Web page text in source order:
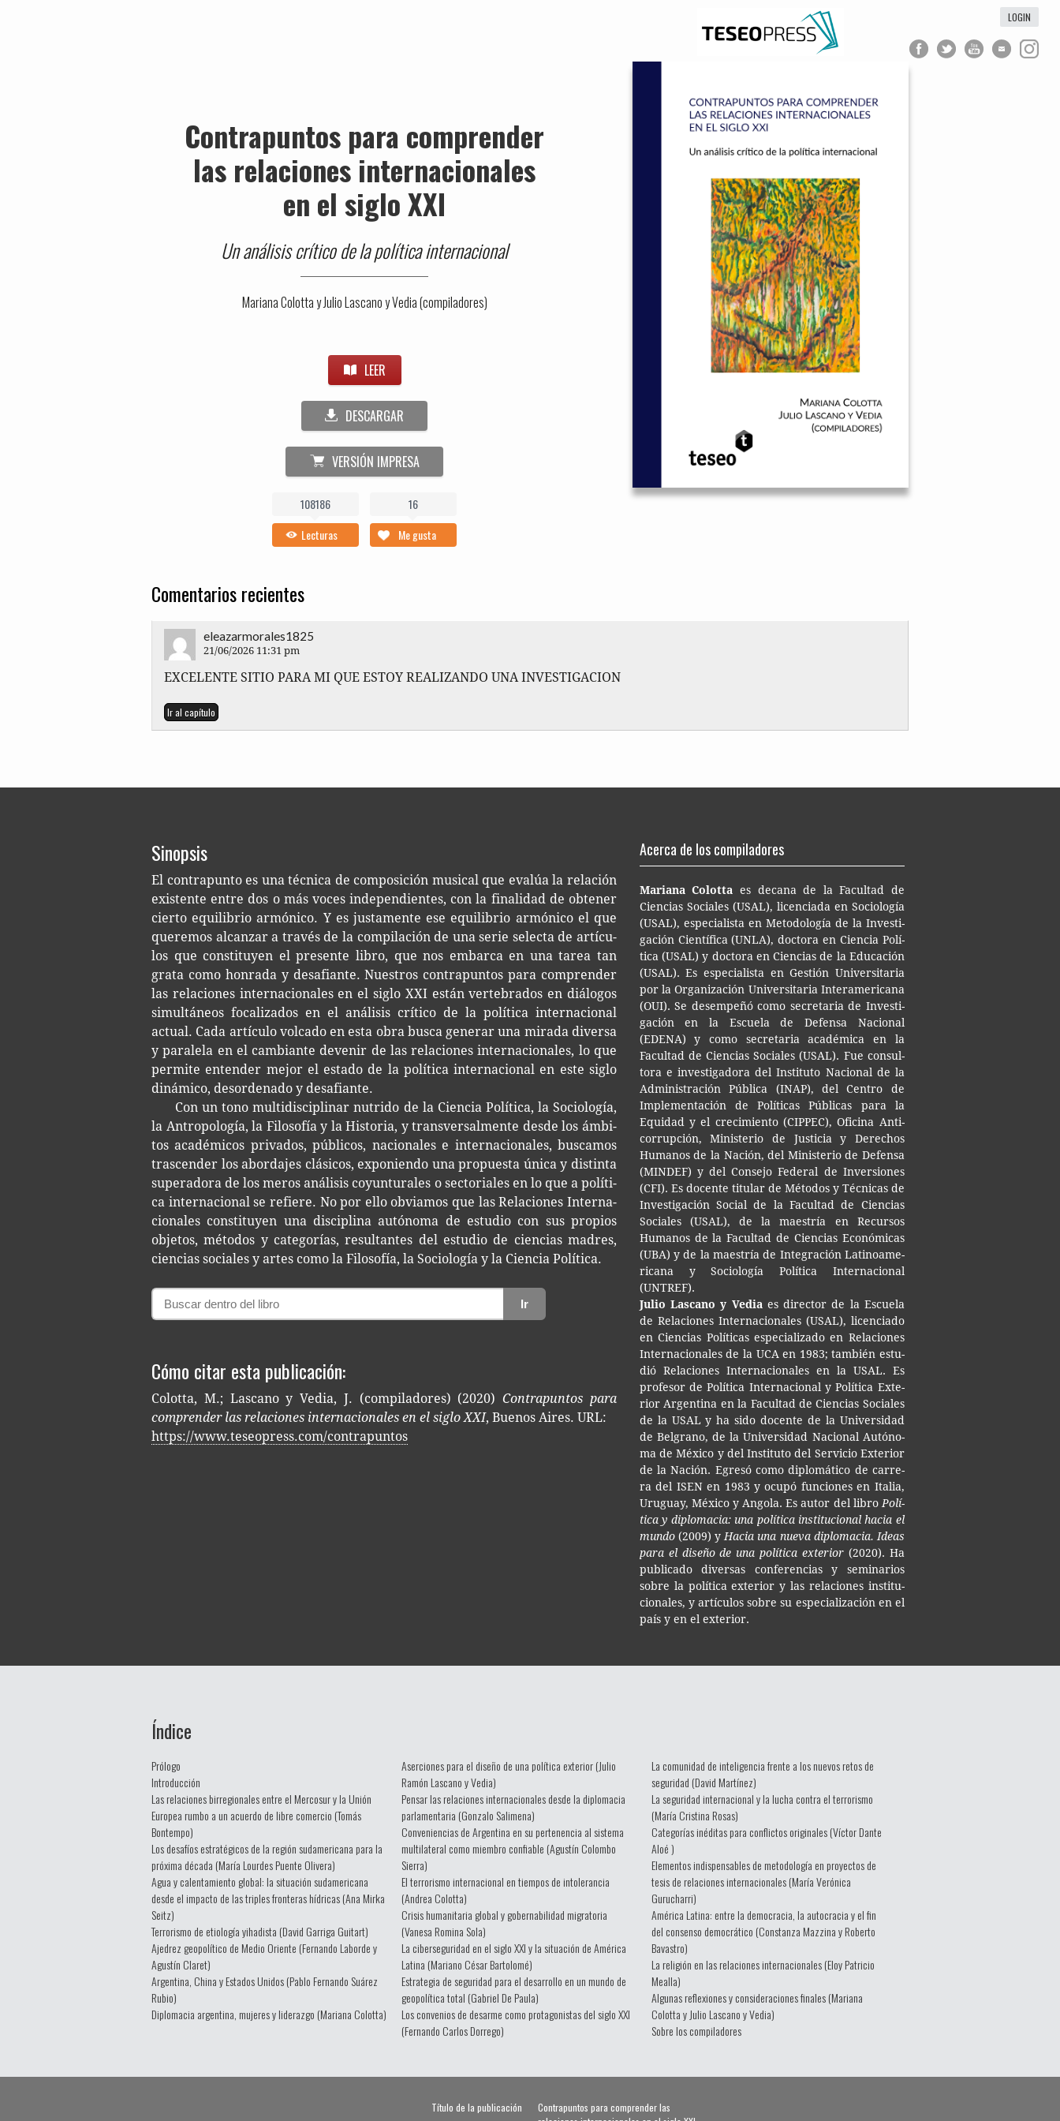
LOGIN
Contrapuntos para comprender
las relaciones internacionales
en el siglo XXI
Un análisis crítico de la política internacional
Mariana Colotta y Julio Lascano y Vedia (compiladores)
LEER
DESCARGAR
VERSIÓN IMPRESA
108186
Lecturas
16
Me gusta
Comentarios recientes
eleazarmorales1825
21/06/2026 11:31 pm
EXCE­LEN­TE SITIO PARA MI QUE ESTOY REA­LI­ZAN­DO UNA INVESTIGACION
Ir al capítulo
Sinopsis
El con­tra­pun­to es una téc­ni­ca de com­po­si­ción musi­cal que eva­lúa la rela­ción
exis­ten­te entre dos o más voces inde­pen­dien­tes, con la fina­li­dad de obte­ner
cier­to equi­li­brio armó­ni­co. Y es jus­ta­men­te ese equi­li­brio armó­ni­co el que
que­re­mos alcan­zar a tra­vés de la com­pi­la­ción de una serie selec­ta de artícu­
los que cons­ti­tu­yen el pre­sen­te libro, que nos embar­ca en una tarea tan
grata como hon­ra­da y desa­fian­te. Nues­tros con­tra­pun­tos para com­pren­der
las rela­cio­nes inter­na­cio­na­les en el siglo XXI están ver­te­bra­dos en diá­lo­gos
simul­tá­neos foca­li­za­dos en el aná­li­sis crí­ti­co de la polí­ti­ca inter­na­cio­nal
actual. Cada artícu­lo vol­ca­do en esta obra busca gene­rar una mira­da diver­sa
y para­le­la en el cam­bian­te deve­nir de las rela­cio­nes inter­na­cio­na­les, lo que
per­mi­te enten­der mejor el esta­do de la polí­ti­ca inter­na­cio­nal en este siglo
diná­mi­co, des­or­de­na­do y desafiante.
Con un tono mul­ti­dis­ci­pli­nar nutri­do de la Cien­cia Polí­ti­ca, la Socio­lo­gía,
la Antro­po­lo­gía, la Filo­so­fía y la His­to­ria, y trans­ver­sal­men­te desde los ámbi­
tos aca­dé­mi­cos pri­va­dos, públi­cos, nacio­na­les e inter­na­cio­na­les, bus­ca­mos
tras­cen­der los abor­da­jes clá­si­cos, expo­nien­do una pro­pues­ta única y dis­tin­ta
supe­ra­do­ra de los meros aná­li­sis coyun­tu­ra­les o sec­to­ria­les en lo que a polí­ti­
ca inter­na­cio­nal se refie­re. No por ello obvia­mos que las Rela­cio­nes Inter­na­
cio­na­les cons­ti­tu­yen una dis­ci­pli­na autó­no­ma de estu­dio con sus pro­pios
obje­tos, méto­dos y cate­go­rías, resul­tan­tes del estu­dio de cien­cias madres,
cien­cias socia­les y artes como la Filo­so­fía, la Socio­lo­gía y la Cien­cia Política.
Ir
Cómo citar esta publicación:
Colotta, M.; Lascano y Vedia, J. (compiladores) (2020)Contrapuntos para
comprender las relaciones internacionales en el siglo XXI, Buenos Aires. URL:
https://www.teseopress.com/contrapuntos
Acerca de los compiladores
Maria­na Colotta es decana de la Facul­tad de
Cien­cias Socia­les (USAL), licen­cia­da en Socio­lo­gía
(USAL), espe­cia­lis­ta en Meto­do­lo­gía de la Inves­ti­
ga­ción Cien­tí­fi­ca (UNLA), doc­to­ra en Cien­cia Polí­
ti­ca (USAL) y doc­to­ra en Cien­cias de la Edu­ca­ción
(USAL). Es espe­cia­lis­ta en Ges­tión Uni­ver­si­ta­ria
por la Orga­ni­za­ción Uni­ver­si­ta­ria Inter­ame­ri­ca­na
(OUI). Se desem­pe­ñó como secre­ta­ria de Inves­ti­
ga­ción en la Escue­la de Defen­sa Nacio­nal
(EDENA) y como secre­ta­ria aca­dé­mi­ca en la
Facul­tad de Cien­cias Socia­les (USAL). Fue con­sul­
to­ra e inves­ti­ga­do­ra del Ins­ti­tu­to Nacio­nal de la
Admi­nis­tra­ción Públi­ca (INAP), del Cen­tro de
Imple­men­ta­ción de Polí­ti­cas Públi­cas para la
Equi­dad y el cre­ci­mien­to (CIP­PEC), Ofi­ci­na Anti­
co­rrup­ción, Minis­te­rio de Jus­ti­cia y Dere­chos
Huma­nos de la Nación, del Minis­te­rio de Defen­sa
(MIN­DEF) y del Con­se­jo Fede­ral de Inver­sio­nes
(CFI). Es docen­te titu­lar de Méto­dos y Téc­ni­cas de
Inves­ti­ga­ción Social de la Facul­tad de Cien­cias
Socia­les (USAL), de la maes­tría en Recur­sos
Huma­nos de la Facul­tad de Cien­cias Eco­nó­mi­cas
(UBA) y de la maes­tría de Inte­gra­ción Lati­noa­me­
ri­ca­na y Socio­lo­gía Polí­ti­ca Inter­na­cio­nal
(UNTREF).
Julio Las­cano y Vedia es direc­tor de la Escue­la
de Rela­cio­nes Inter­na­cio­na­les (USAL), licen­cia­do
en Cien­cias Polí­ti­cas espe­cia­li­za­do en Rela­cio­nes
Inter­na­cio­na­les de la UCA en 1983; tam­bién estu­
dió Rela­cio­nes Inter­na­cio­na­les en la USAL. Es
pro­fe­sor de Polí­ti­ca Inter­na­cio­nal y Polí­ti­ca Exte­
rior Argen­ti­na en la Facul­tad de Cien­cias Socia­les
de la USAL y ha sido docen­te de la Uni­ver­si­dad
de Bel­grano, de la Uni­ver­si­dad Nacio­nal Autó­no­
ma de Méxi­co y del Ins­ti­tu­to del Ser­vi­cio Exte­rior
de la Nación. Egre­só como diplo­má­ti­co de carre­
ra del ISEN en 1983 y ocupó fun­cio­nes en Ita­lia,
Uru­guay, Méxi­co y Ango­la. Es autor del libro Polí­
ti­ca y diplomacia: una polí­ti­ca ins­ti­tu­cio­nal hacia el
mundo (2009) y Hacia una nueva diplo­ma­cia. Ideas
para el dise­ño de una polí­ti­ca exterior (2020). Ha
publi­ca­do diver­sas con­fe­ren­cias y semi­na­rios
sobre la polí­ti­ca exte­rior y las rela­cio­nes ins­ti­tu­
cio­na­les, y artícu­los sobre su espe­cia­li­za­ción en el
país y en el exterior.
Índice
Prólogo
Introducción
Las relaciones birregionales entre el Mercosur y la Unión
Europea rumbo a un acuerdo de libre comercio (Tomás
Bontempo)
Los desafíos estratégicos de la región sudamericana para la
próxima década (María Lourdes Puente Olivera)
Agua y calentamiento global: la situación sudamericana
desde el impacto de las triples fronteras hídricas (Ana Mirka
Seitz)
Terrorismo de etiología yihadista (David Garriga Guitart)
Ajedrez geopolítico de Medio Oriente (Fernando Laborde y
Agustín Claret)
Argentina, China y Estados Unidos (Pablo Fernando Suárez
Rubio)
Diplomacia argentina, mujeres y liderazgo (Mariana Colotta)
Aserciones para el diseño de una política exterior (Julio
Ramón Lascano y Vedia)
Pensar las relaciones internacionales desde la diplomacia
parlamentaria (Gonzalo Salimena)
Conveniencias de Argentina en su pertenencia al sistema
multilateral como miembro confiable (Agustín Colombo
Sierra)
El terrorismo internacional en tiempos de intolerancia
(Andrea Colotta)
Crisis humanitaria global y gobernabilidad migratoria
(Vanesa Romina Sola)
La ciberseguridad en el siglo XXI y la situación de América
Latina (Mariano César Bartolomé)
Estrategia de seguridad para el desarrollo en un mundo de
geopolítica total (Gabriel De Paula)
Los convenios de desarme como protagonistas del siglo XXI
(Fernando Carlos Dorrego)
La comunidad de inteligencia frente a los nuevos retos de
seguridad (David Martínez)
La seguridad internacional y la lucha contra el terrorismo
(María Cristina Rosas)
Categorías inéditas para conflictos originales (Víctor Dante
Aloé )
Elementos indispensables de metodología en proyectos de
tesis de relaciones internacionales (María Verónica
Gurucharri)
América Latina: entre la democracia, la autocracia y el fin
del consenso democrático (Constanza Mazzina y Roberto
Bavastro)
La religión en las relaciones internacionales (Eloy Patricio
Mealla)
Algunas reflexiones y consideraciones finales (Mariana
Colotta y Julio Lascano y Vedia)
Sobre los compiladores
Título de la publicación
Contrapuntos para comprender las